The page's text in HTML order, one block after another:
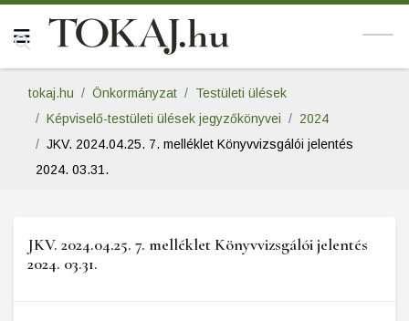
tokaj.hu Önkormányzat
Testületi ülések
Képviselő-testületi ülések jegyzőkönyvei
2024
JKV. 2024.04.25. 7. melléklet Könyvvizsgálói jelentés
2024. 03.31.
JKV. 2024.04.25. 7. melléklet Könyvvizsgálói jelentés
2024. 03.31.